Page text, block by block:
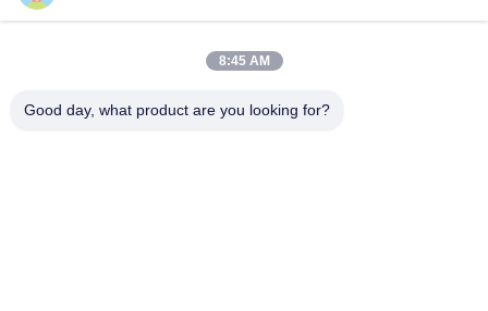
IPL의 RF 및 뷰티 장비
8:45 AM
Good day, what product are you looking for?